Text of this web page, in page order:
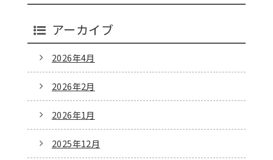
アーカイブ
2026年4月
2026年2月
2026年1月
2025年12月